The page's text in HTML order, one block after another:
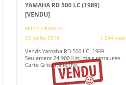
YAMAHA RD 500 LC (1989)
[VENDU]
REIMS (FRANCE)
20 juillet 2019
1 534 vues
Vends Yamaha RD 500 LC, 1989
Seulement 24 900 Km, mais restaurée.
Carte Grise italienne.